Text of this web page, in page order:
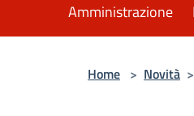
Amministrazione
Home > Novità >